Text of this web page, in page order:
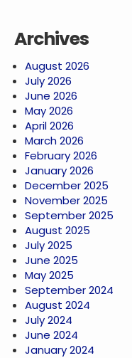
Archives
August 2026
July 2026
June 2026
May 2026
April 2026
March 2026
February 2026
January 2026
December 2025
November 2025
September 2025
August 2025
July 2025
June 2025
May 2025
September 2024
August 2024
July 2024
June 2024
January 2024